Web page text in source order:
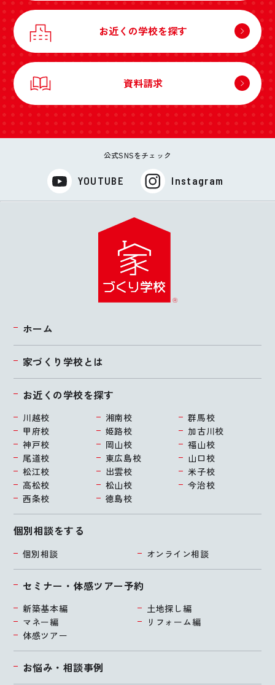
お近くの学校を探す
資料請求
公式SNSをチェック
YOUTUBE Instagram
ホーム
家づくり学校とは
お悩み・相談事例
個別相談をする
個別相談 オンライン相談
セミナー・体感ツアー予約
新築基本編
土地探し編
マネー編
リフォーム編
体感ツアー
お近くの学校を探す
川越校 湘南校
群馬校
甲府校
姫路校
加古川校
神戸校
岡山校
福山校
尾道校
東広島校
山口校
松江校
出雲校
米子校
高松校
松山校
今治校
西条校
徳島校